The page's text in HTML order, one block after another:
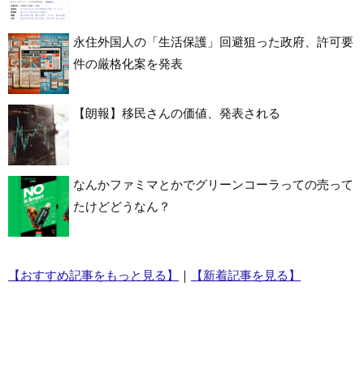
永住外国人の「生活保護」回避狙った政府、許可要
件の厳格化案を発表
【朗報】移民さんの価値、発表される
なんかファミマとかでグリーンコーラっての売って
たけどどうなん？
【おすすめ記事をもっと見る】 ｜ 【新着記事を見る】